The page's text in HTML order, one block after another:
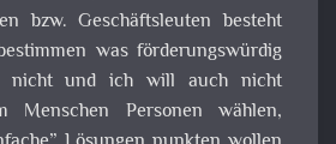
bzw. Geschäftsleuten besteht
was förderungswürdig
und ich will auch nicht
Menschen Personen wählen,